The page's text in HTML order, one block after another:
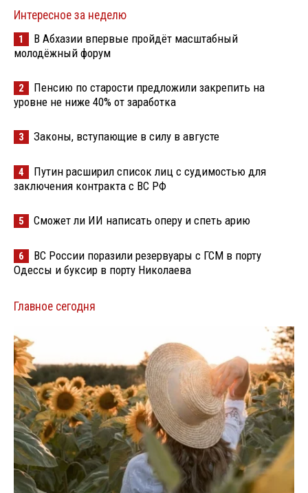
Интересное за неделю
1
В Абхазии впервые пройдёт масштабный
молодёжный форум
2
Пенсию по старости предложили закрепить на
уровне не ниже 40% от заработка
3 Законы, вступающие в силу в августе
4
Путин расширил список лиц с судимостью для
заключения контракта с ВС РФ
5 Сможет ли ИИ написать оперу и спеть арию
6
ВС России поразили резервуары с ГСМ в порту
Одессы и буксир в порту Николаева
Главное сегодня